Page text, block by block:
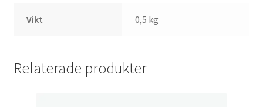
Vikt 0,5 kg
Relaterade produkter